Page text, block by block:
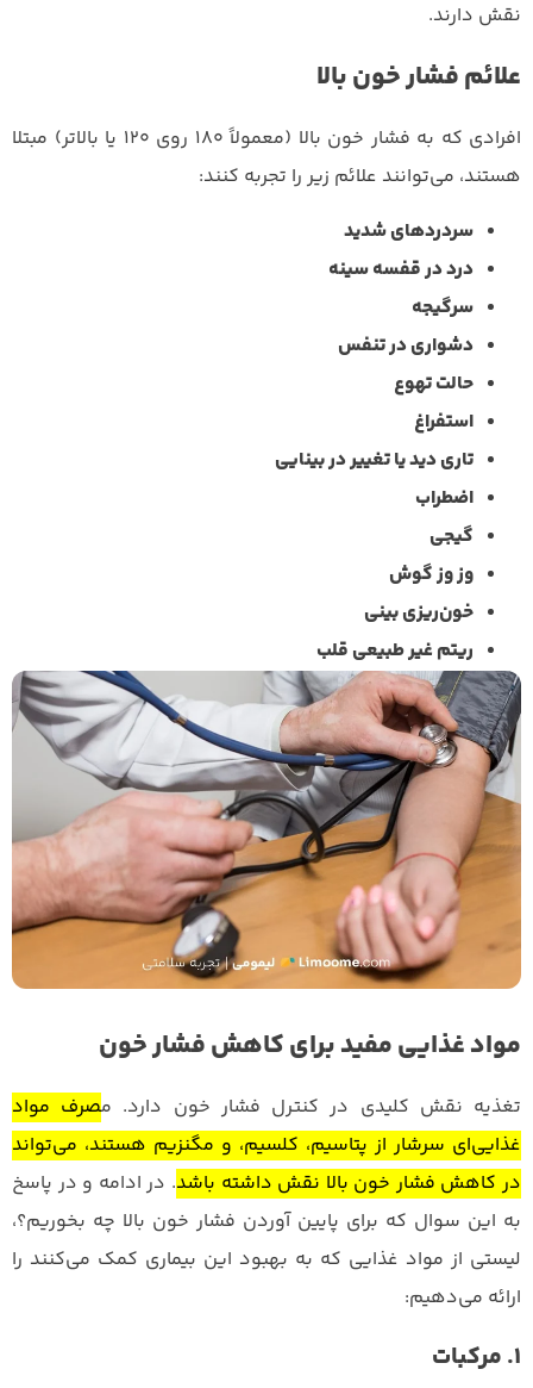
نقش دارند.
علائم فشار خون بالا
افرادی که به فشار خون بالا (معمولاً ۱۸۰ روی ۱۲۰ یا بالاتر) مبتلا
هستند، می‌توانند علائم زیر را تجربه کنند:
سردردهای شدید
درد در قفسه سینه
سرگیجه
دشواری در تنفس
حالت تهوع
استفراغ
تاری دید یا تغییر در بینایی
اضطراب
گیجی
وز وز گوش
خون‌ریزی بینی
ریتم غیر طبیعی قلب
مواد غذایی مفید برای کاهش فشار خون
تغذیه نقش کلیدی در کنترل فشار خون دارد. مصرف مواد
غذایی‌ای سرشار از پتاسیم، کلسیم، و مگنزیم هستند، می‌تواند
در کاهش فشار خون بالا نقش داشته باشد. در ادامه و در پاسخ
به این سوال که برای پایین آوردن فشار خون بالا چه بخوریم؟،
لیستی از مواد غذایی‌ که به بهبود این بیماری کمک می‌کنند را
ارائه می‌دهیم:
1. مرکبات